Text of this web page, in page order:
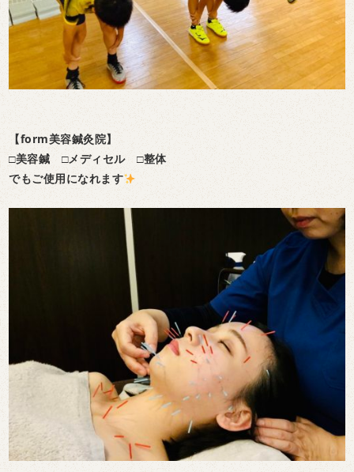
【form美容鍼灸院】
□美容鍼 □メディセル□整体
でもご使用になれます